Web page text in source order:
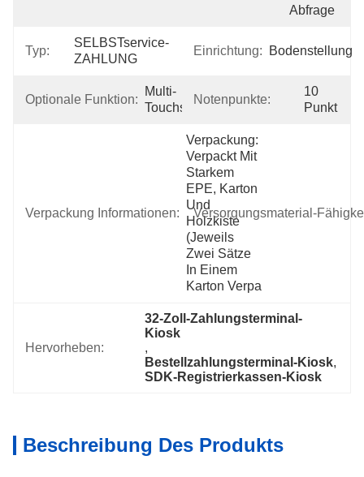
Abfrage
Typ:
SELBSTservice-
ZAHLUNG
Einrichtung: Bodenstellung
Optionale Funktion:
Multi-
Touchscreen
Notenpunkte:
10
Punkt
Verpackung Informationen:
Verpackung:
Verpackt Mit
Starkem
EPE, Karton
Und
Holzkiste
(jeweils
Zwei Sätze
In Einem
Karton Verpa
Versorgungsmaterial-
Hervorheben:
32-Zoll-Zahlungsterminal-
Kiosk
,
Bestellzahlungsterminal-Kiosk
SDK-Registrierkassen-Kiosk
Beschreibung Des Produkts